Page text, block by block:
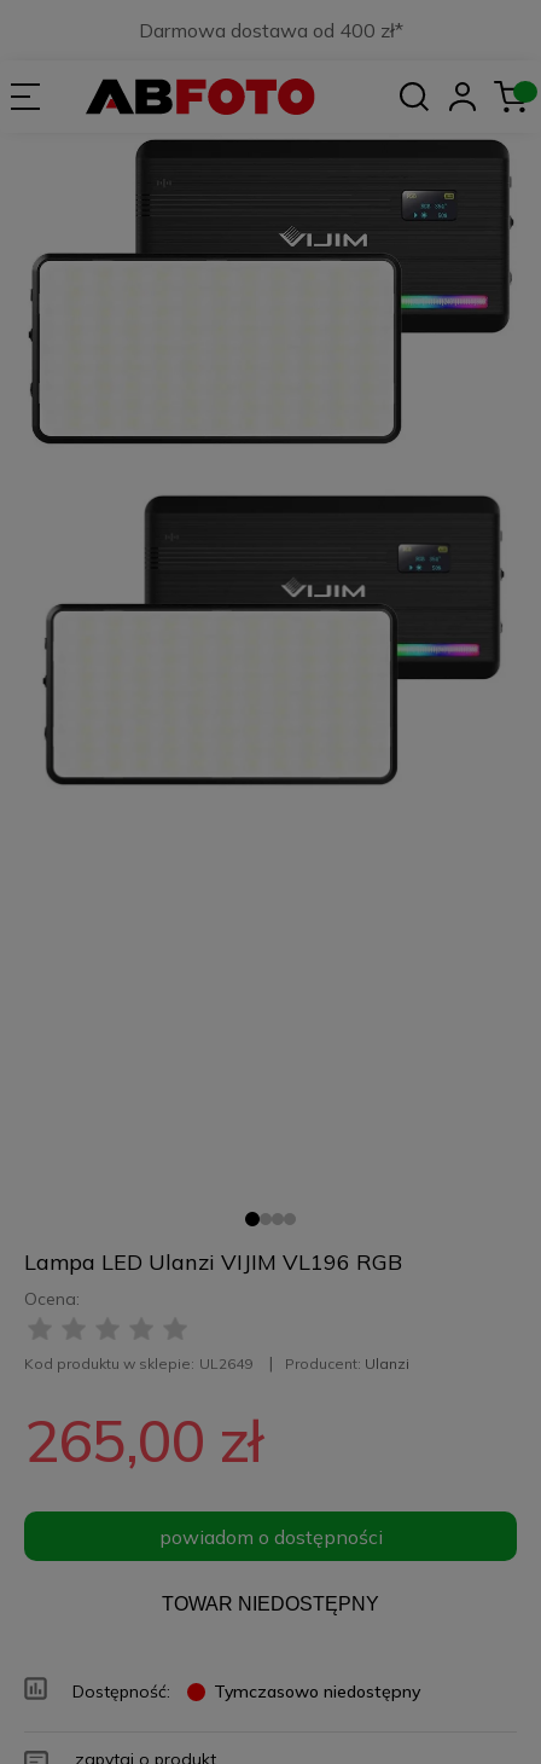
Darmowa dostawa od 400 zł*
Lampa LED Ulanzi VIJIM VL196 RGB
Ocena:
Kod produktu w sklepie: UL2649 Producent: Ulanzi
265,00 zł
powiadom o dostępności
TOWAR NIEDOSTĘPNY
Dostępność: Tymczasowo niedostępny
zapytaj o produkt